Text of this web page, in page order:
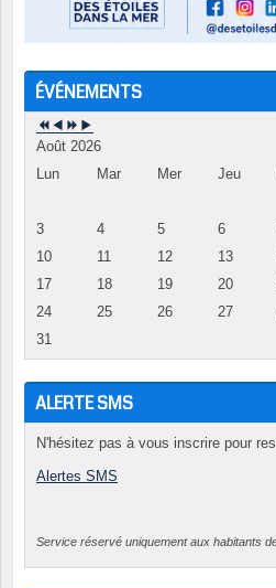
ÉVÉNEMENTS
Août 2026
Lun
Mar Mer Jeu
3
4 5 6
10
11 12 13
17
18 19 20
24
25 26 27
31
ALERTE SMS
N'hésitez pas à vous inscrire pour
Alertes SMS
Service réservé uniquement aux habitants